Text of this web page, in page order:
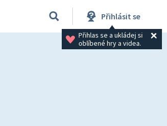
Přihlásit se
Přihlas se a ukládej si
oblíbené hry a videa.